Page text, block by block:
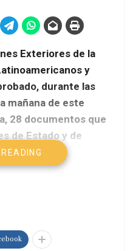
Exteriores de la
y
durante las
mañana de este
28 documentos que
de Estado y de
su aprobación.
quien
parte de la II
en horas del